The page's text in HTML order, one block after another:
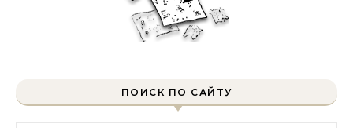
ПОИСК ПО САЙТУ